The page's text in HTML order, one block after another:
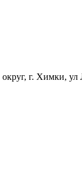
г. Химки,